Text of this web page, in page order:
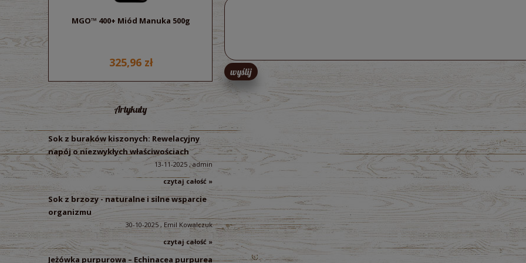
MGO™ 400+ Miód Manuka 500g
325,96 zł 5,71 zł 10,51 zł
Artykuły
Sok z buraków kiszonych: Rewelacyjny
napój o niezwykłych właściwościach
13-11-2025 , admin
czytaj całość »
Sok z brzozy - naturalne i silne wsparcie
organizmu
30-10-2025 , Emil Kowalczuk
czytaj całość »
Jeżówka purpurowa – Echinacea purpurea
wyślij